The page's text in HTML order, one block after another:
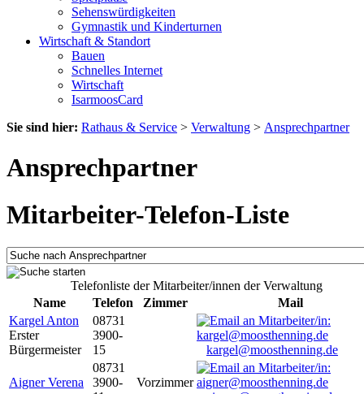
Sehenswürdigkeiten
Gymnastik und Kinderturnen
Wirtschaft & Standort
Bauen
Schnelles Internet
Wirtschaft
IsarmoosCard
Sie sind hier: Rathaus & Service > Verwaltung > Ansprechpartner
Ansprechpartner
Mitarbeiter-Telefon-Liste
Telefonliste der Mitarbeiter/innen der Verwaltung
Name
Telefon Zimmer
Mail
Kargel Anton
Erster
Bürgermeister
08731
3900-
15
kargel@moosthenning.de
Aigner Verena
08731
3900-
Vorzimmer